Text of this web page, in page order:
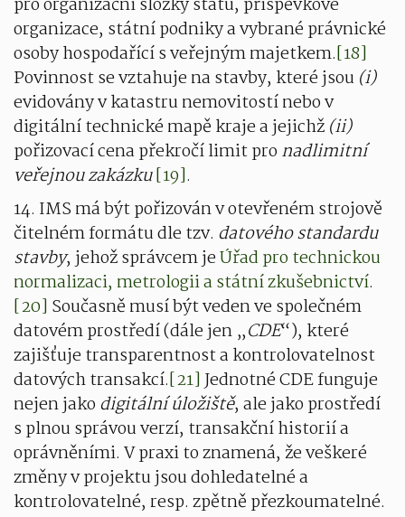
pro organizační složky státu, příspěvkové
organizace, státní podniky a vybrané právnické
osoby hospodařící s veřejným majetkem.[18]
Povinnost se vztahuje na stavby, které jsou (i)
evidovány v katastru nemovitostí nebo v
digitální technické mapě kraje a jejichž (ii)
pořizovací cena překročí limit pro nadlimitní
veřejnou zakázku[19].
14. IMS má být pořizován v otevřeném strojově
čitelném formátu dle tzv. datového standardu
stavby, jehož správcem jeÚřad pro technickou
normalizaci, metrologii a státní zkušebnictví.
[20] Současně musí být veden ve společném
datovém prostředí (dále jen „CDE“), které
zajišťuje transparentnost a kontrolovatelnost
datových transakcí.[21]Jednotné CDE funguje
nejen jako digitální úložiště, ale jako prostředí
s plnou správou verzí, transakční historií a
oprávněními. V praxi to znamená, že veškeré
změny v projektu jsou dohledatelné a
kontrolovatelné, resp. zpětně přezkoumatelné.